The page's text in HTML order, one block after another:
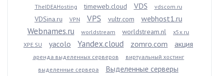
TheIDEAHosting
timeweb.cloud VDS vdscom.ru
VDSina.ru VPN VPS vultr.com webhost1.ru
Webnames.ru worldstream worldstream.nl
x5x.ru
XPE.SU
yacolo Yandex.cloud zomro.com акция
аренда выделенных серверов
виртуальный хостинг
выделенные сервера
Выделенные серверы